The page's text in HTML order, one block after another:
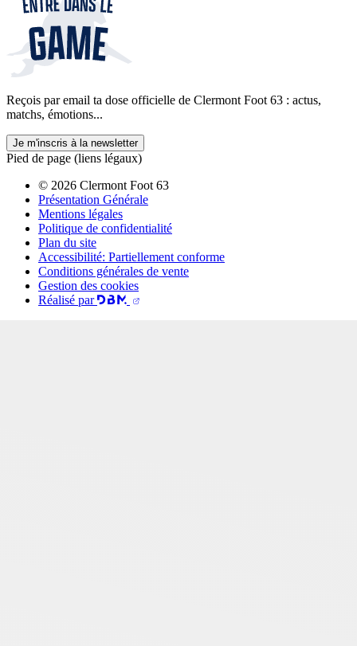
Reçois par email ta dose officielle de Clermont Foot 63 : actus,
matchs, émotions...
Je m'inscris à la newsletter
Pied de page (liens légaux)
© 2026 Clermont Foot 63
Présentation Générale
Mentions légales
Politique de confidentialité
Plan du site
Accessibilité: Partiellement conforme
Conditions générales de vente
Gestion des cookies
Réalisé par